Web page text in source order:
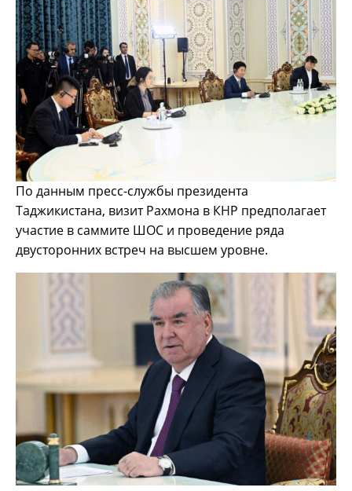
По данным пресс-службы президента
Таджикистана, визит Рахмона в КНР предполагает
участие в саммите ШОС и проведение ряда
двусторонних встреч на высшем уровне.